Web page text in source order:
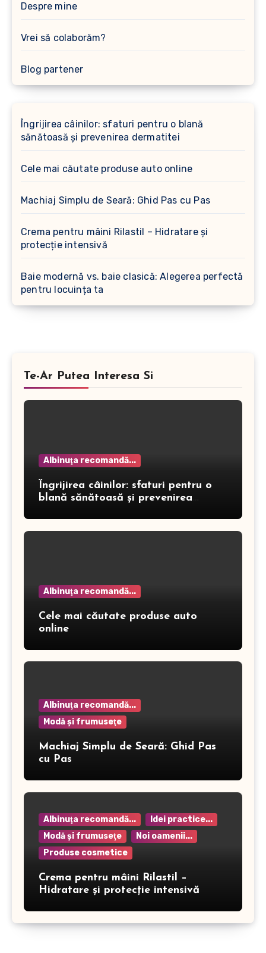
Despre mine
Vrei să colaborăm?
Blog partener
Îngrijirea câinilor: sfaturi pentru o blană
sănătoasă și prevenirea dermatitei
Cele mai căutate produse auto online
Machiaj Simplu de Seară: Ghid Pas cu Pas
Crema pentru mâini Rilastil – Hidratare și
protecție intensivă
Baie modernă vs. baie clasică: Alegerea perfectă
pentru locuința ta
Te-Ar Putea Interesa Si
Albinuţa recomandă...
Îngrijirea câinilor: sfaturi pentru o
blană sănătoasă și prevenirea
Albinuţa recomandă...
Cele mai căutate produse auto
online
Albinuţa recomandă...
Modă şi frumuseţe
Machiaj Simplu de Seară: Ghid Pas
cu Pas
Albinuţa recomandă...
Idei practice...
Modă şi frumuseţe
Noi oamenii...
Produse cosmetice
Crema pentru mâini Rilastil –
Hidratare și protecție intensivă